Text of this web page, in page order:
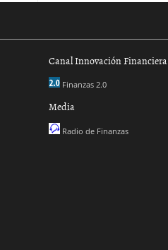
Canal Innovación Financiera
Finanzas 2.0
Media
Radio de Finanzas